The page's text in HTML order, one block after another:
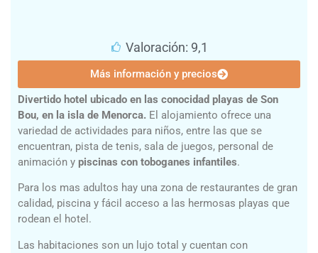
Valoración: 9,1
Más información y precios
Divertido hotel ubicado en las conocidad playas de Son
Bou, en la isla de Menorca. El alojamiento ofrece una
variedad de actividades para niños, entre las que se
encuentran, pista de tenis, sala de juegos, personal de
animación y piscinas con toboganes infantiles.
Para los mas adultos hay una zona de restaurantes de gran
calidad, piscina y fácil acceso a las hermosas playas que
rodean el hotel.
Las habitaciones son un lujo total y cuentan con